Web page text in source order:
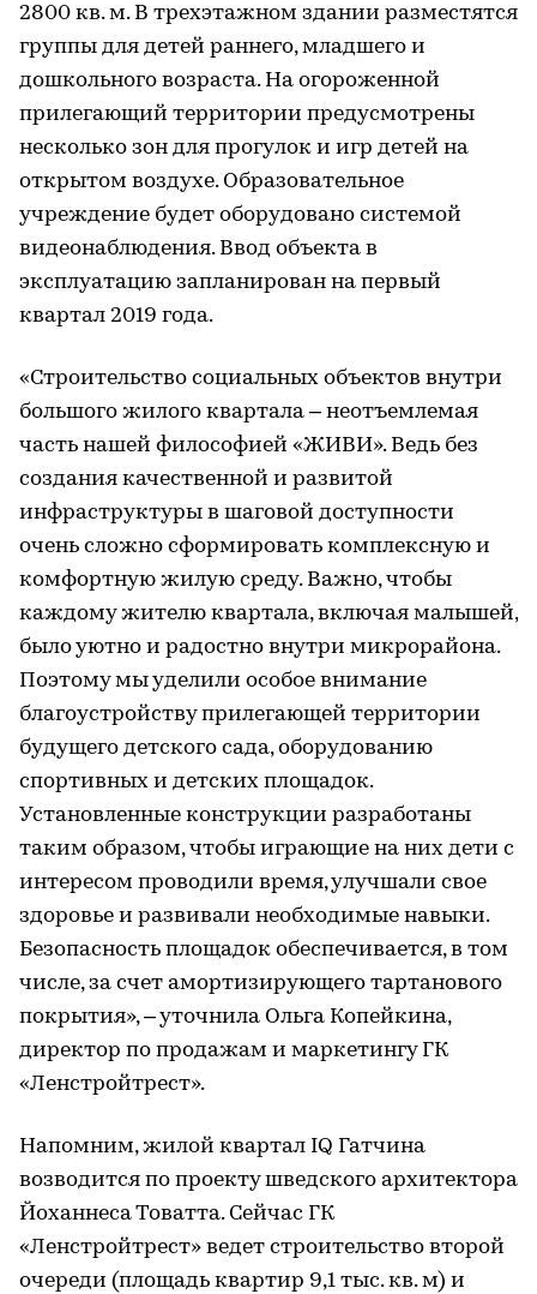
2800 кв. м. В трехэтажном здании разместятся
группы для детей раннего, младшего и
дошкольного возраста. На огороженной
прилегающий территории предусмотрены
несколько зон для прогулок и игр детей на
открытом воздухе. Образовательное
учреждение будет оборудовано системой
видеонаблюдения. Ввод объекта в
эксплуатацию запланирован на первый
квартал 2019 года.
«Строительство социальных объектов внутри
большого жилого квартала – неотъемлемая
часть нашей философией «ЖИВИ». Ведь без
создания качественной и развитой
инфраструктуры в шаговой доступности
очень сложно сформировать комплексную и
комфортную жилую среду. Важно, чтобы
каждому жителю квартала, включая малышей,
было уютно и радостно внутри микрорайона.
Поэтому мы уделили особое внимание
благоустройству прилегающей территории
будущего детского сада, оборудованию
спортивных и детских площадок.
Установленные конструкции разработаны
таким образом, чтобы играющие на них дети с
интересом проводили время, улучшали свое
здоровье и развивали необходимые навыки.
Безопасность площадок обеспечивается, в том
числе, за счет амортизирующего тартанового
покрытия», – уточнила Ольга Копейкина,
директор по продажам и маркетингу ГК
«Ленстройтрест».
Напомним, жилой квартал IQ Гатчина
возводится по проекту шведского архитектора
Йоханнеса Товатта. Сейчас ГК
«Ленстройтрест» ведет строительство второй
очереди (площадь квартир 9,1 тыс. кв. м) и